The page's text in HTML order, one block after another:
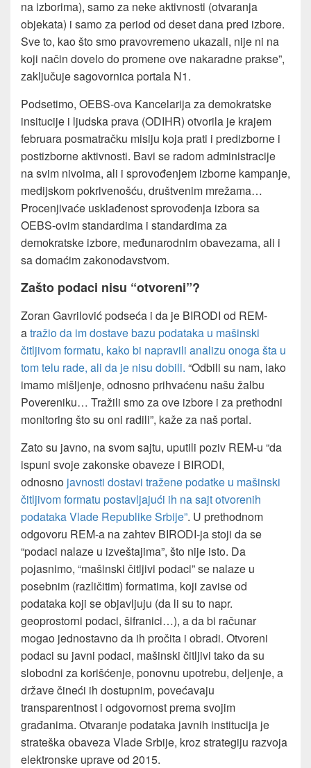
na izborima), samo za neke aktivnosti (otvaranja
objekata) i samo za period od deset dana pred izbore.
Sve to, kao što smo pravovremeno ukazali, nije ni na
koji način dovelo do promene ove nakaradne prakse”,
zaključuje sagovornica portala N1.
Podsetimo, OEBS-ova Kancelarija za demokratske
insitucije i ljudska prava (ODIHR) otvorila je krajem
februara posmatračku misiju koja prati i predizborne i
postizborne aktivnosti. Bavi se radom administracije
na svim nivoima, ali i sprovođenjem izborne kampanje,
medijskom pokrivenošću, društvenim mrežama…
Procenjivaće usklađenost sprovođenja izbora sa
OEBS-ovim standardima i standardima za
demokratske izbore, međunarodnim obavezama, ali i
sa domaćim zakonodavstvom.
Zašto podaci nisu “otvoreni”?
Zoran Gavrilović podseća i da je BIRODI od REM-
atražio da im dostave bazu podataka u mašinski
čitljivom formatu, kako bi napravili analizu onoga šta u
tom telu rade, ali da je nisu dobili. “Odbili su nam, iako
imamo mišljenje, odnosno prihvaćenu našu žalbu
Povereniku… Tražili smo za ove izbore i za prethodni
monitoring što su oni radili”, kaže za naš portal.
Zato su javno, na svom sajtu, uputili poziv REM-u “da
ispuni svoje zakonske obaveze i BIRODI,
odnosno javnosti dostavi tražene podatke u mašinski
čitljivom formatu postavljajući ih na sajt otvorenih
podataka Vlade Republike Srbije”. U prethodnom
odgovoru REM-a na zahtev BIRODI-ja stoji da se
“podaci nalaze u izveštajima”, što nije isto. Da
pojasnimo, “mašinski čitljivi podaci” se nalaze u
posebnim (različitim) formatima, koji zavise od
podataka koji se objavljuju (da li su to napr.
geoprostorni podaci, šifranici…), a da bi računar
mogao jednostavno da ih pročita i obradi. Otvoreni
podaci su javni podaci, mašinski čitljivi tako da su
slobodni za korišćenje, ponovnu upotrebu, deljenje, a
države čineći ih dostupnim, povećavaju
transparentnost i odgovornost prema svojim
građanima. Otvaranje podataka javnih institucija je
strateška obaveza Vlade Srbije, kroz strategiju razvoja
elektronske uprave od 2015.